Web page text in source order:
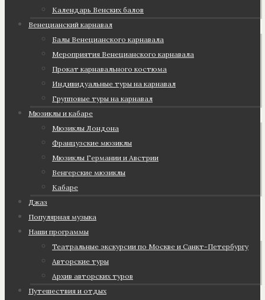
Календарь Венских балов
Венецианский карнавал
Балы Венецианского карнавала
Мероприятия Венецианского карнавала
Прокат карнавального костюма
Индивидуальные туры на карнавал
Групповые туры на карнавал
Мюзиклы и кабаре
Мюзиклы Лондона
Французские мюзиклы
Мюзиклы Германии и Австрии
Венгерские мюзиклы
Кабаре
Джаз
Популярная музыка
Наши программы
Театральные экскурсии по Москве и Санкт-Петербургу
Авторские туры
Архив авторских туров
Путешествия и отдых